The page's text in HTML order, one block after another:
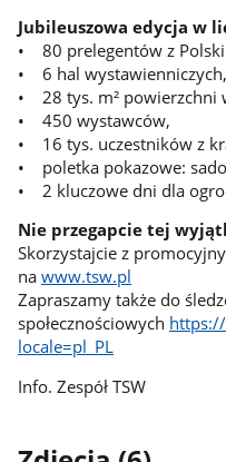
Jubileuszowa edycja w
• 80 prelegentów z Polski
• 6 hal wystawienniczych,
• 28 tys. m² powierzchni
• 450 wystawców,
• 16 tys. uczestników z
• poletka pokazowe:
• 2 kluczowe dni dla
Nie przegapcie tej
Skorzystajcie z
na www.tsw.pl
Zapraszamy także do
społecznościowych
locale=pl_PL
Info. Zespół TSW